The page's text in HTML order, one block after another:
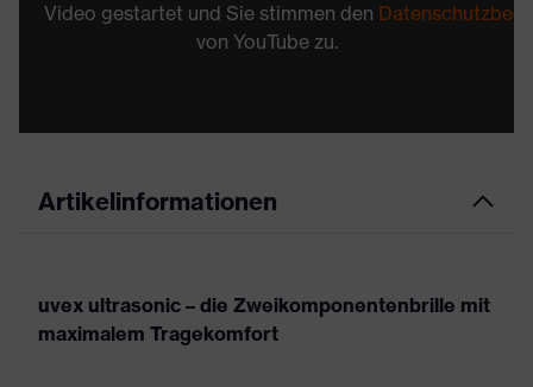
Video gestartet und Sie stimmen den
von YouTube zu.
Artikelinformationen
uvex ultrasonic – die Zweikomponentenbrille mit
maximalem Tragekomfort